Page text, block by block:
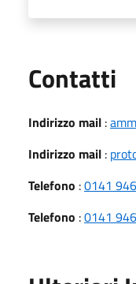
Contatti
Indirizzo mail :
Indirizzo mail :
Telefono :0141
Telefono :0141